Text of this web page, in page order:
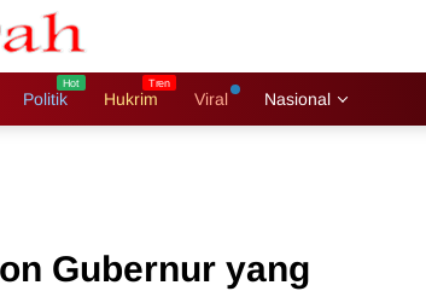
Politik Hukrim Viral Nasional
Gubernur yang